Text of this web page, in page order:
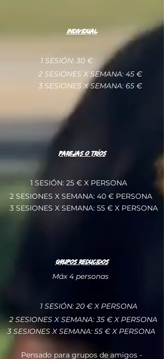
individual
1 SESIÓN: 30 €
2 SESIONES X SEMANA: 45 €
3 SESIONES X SEMANA: 65 €
PAREJAS o Tríos
1 SESIÓN: 25 € X PERSONA
2 SESIONES X SEMANA: 40 € PERSONA
3 SESIONES X SEMANA: 55 € X PERSONA
GRUPOS REDUCIDOS
Máx 4 personas
1 SESIÓN: 20 € X PERSONA
2 SESIONES X SEMANA: 35 € X PERSONA
3 SESIONES X SEMANA: 55 € X PERSONA
Pensado para grupos de amigos -